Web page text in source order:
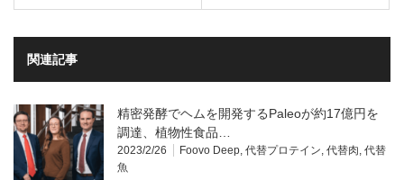
関連記事
精密発酵でヘムを開発するPaleoが約17億円を
調達、植物性食品…
2023/2/26 Foovo Deep, 代替プロテイン, 代替肉, 代替
魚